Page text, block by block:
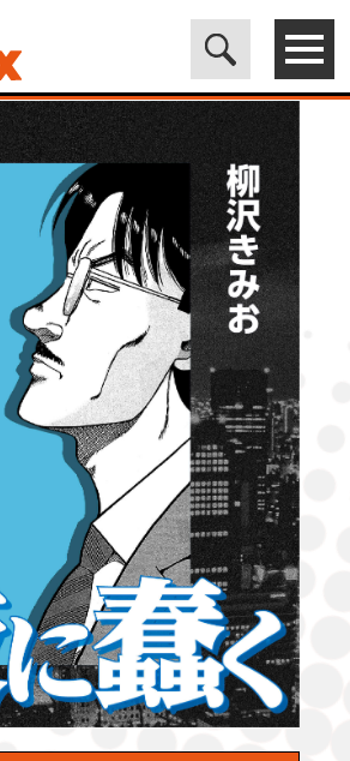
コマックス)公式サイト - 株式会社ICE>